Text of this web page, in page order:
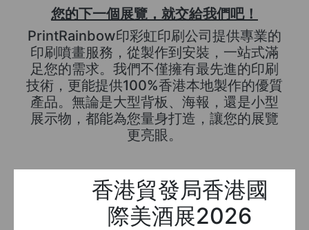
您的下一個展覽，就交給我們吧！
PrintRainbow印彩虹印刷公司提供專業的
印刷噴畫服務，從製作到安裝，一站式滿
足您的需求。我們不僅擁有最先進的印刷
技術，更能提供100%香港本地製作的優質
產品。無論是大型背板、海報，還是小型
展示物，都能為您量身打造，讓您的展覽
更亮眼。
香港貿發局香港國
際美酒展2026